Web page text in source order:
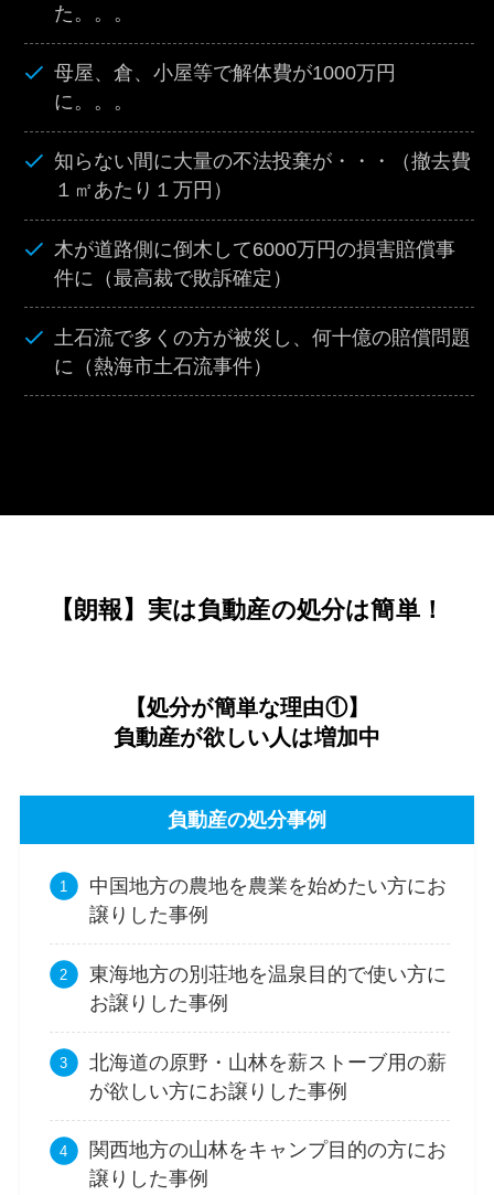
た。。。
母屋、倉、小屋等で解体費が1000万円
に。。。
知らない間に大量の不法投棄が・・・（撤去費
１㎡あたり１万円）
木が道路側に倒木して6000万円の損害賠償事
件に（最高裁で敗訴確定）
土石流で多くの方が被災し、何十億の賠償問題
に（熱海市土石流事件）
【朗報】実は負動産の処分は簡単！
【処分が簡単な理由①】
負動産が欲しい人は増加中
負動産の処分事例
中国地方の農地を農業を始めたい方にお
譲りした事例
東海地方の別荘地を温泉目的で使い方に
お譲りした事例
北海道の原野・山林を薪ストーブ用の薪
が欲しい方にお譲りした事例
関西地方の山林をキャンプ目的の方にお
譲りした事例